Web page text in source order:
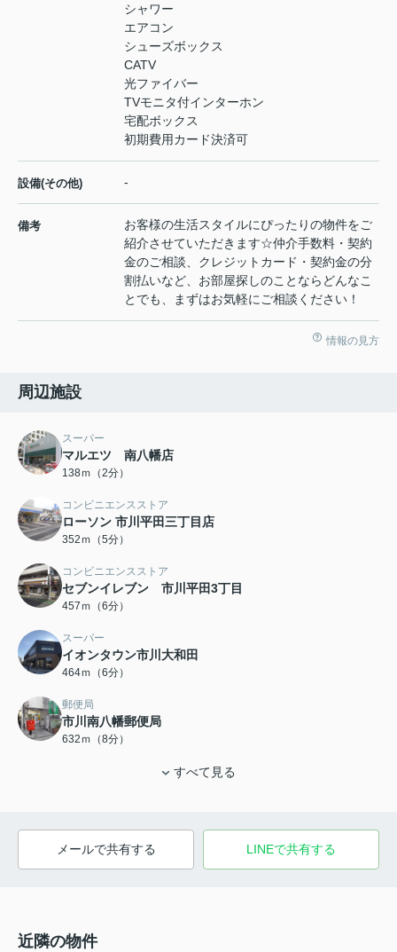
シャワー
エアコン
シューズボックス
CATV
光ファイバー
TVモニタ付インターホン
宅配ボックス
初期費用カード決済可
設備(その他) -
備考
お客様の生活スタイルにぴったりの物件をご
紹介させていただきます☆仲介手数料・契約
金のご相談、クレジットカード・契約金の分
割払いなど、お部屋探しのことならどんなこ
とでも、まずはお気軽にご相談ください！
情報の見方
周辺施設
スーパー
マルエツ 南八幡店
138ｍ（2分）
コンビニエンスストア
ローソン 市川平田三丁目店
352ｍ（5分）
コンビニエンスストア
セブンイレブン 市川平田3丁目
457ｍ（6分）
スーパー
イオンタウン市川大和田
464ｍ（6分）
郵便局
市川南八幡郵便局
632ｍ（8分）
すべて見る
メールで共有する LINEで共有する
近隣の物件